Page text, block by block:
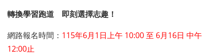
轉換學習跑道 即刻選擇志趣！
網路報名時間： 115年6月1日上午 10:00 至 6月16日 中午
12:00止